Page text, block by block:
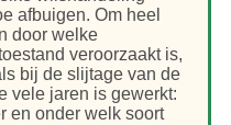
afbuigen. Om heel
door welke
veroorzaakt is,
bij de slijtage van de
vele jaren is gewerkt:
en onder welk soort